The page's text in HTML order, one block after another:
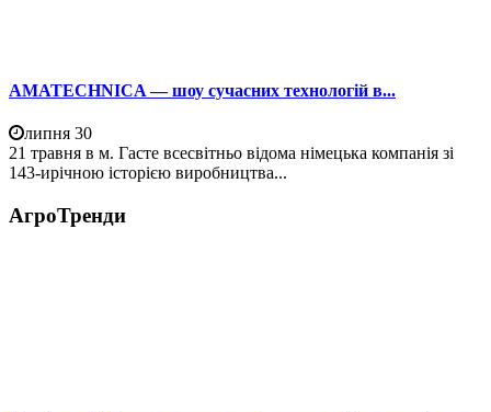
AMATECHNICA — шоу сучасних технологій в...
липня 30
21 травня в м. Гасте всесвітньо відома німецька компанія зі
143-ирічною історією виробництва...
АгроТренди